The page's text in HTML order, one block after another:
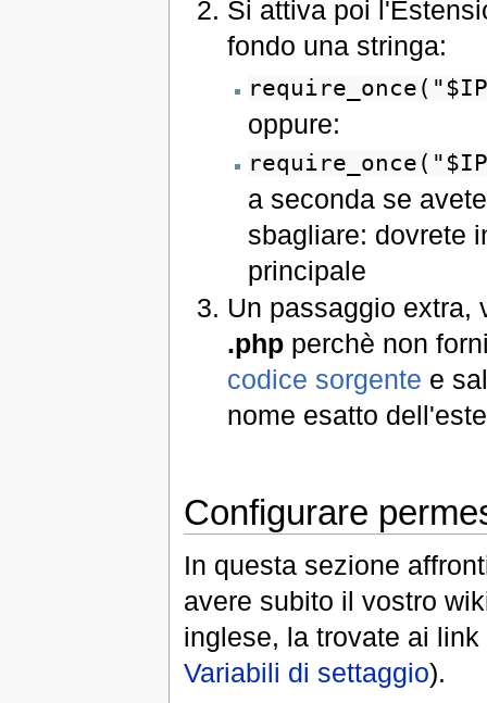
Si attiva poi
fondo una stringa:
oppure:
a seconda se
sbagliare: dovrete
principale
Un passaggio extra,
.php perchè non
codice sorgente e
nome esatto
Configurare
In questa sezione
avere subito il vostro
inglese, la trovate ai
Variabili di settaggio).